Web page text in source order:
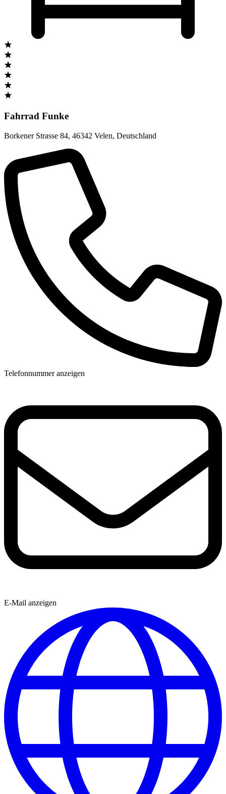
Fahrrad Funke
Borkener Strasse 84, 46342 Velen, Deutschland
Telefonnummer anzeigen
E-Mail anzeigen